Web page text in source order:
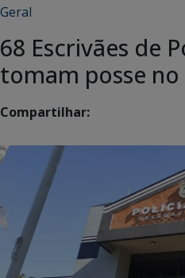
Geral
68 Escrivães de
tomam posse
Compartilhar: